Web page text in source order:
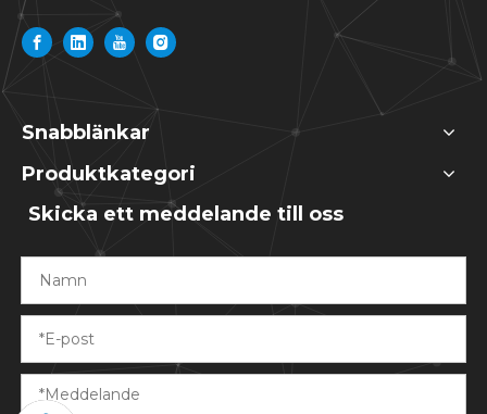
Snabblänkar
Produktkategori
Skicka ett meddelande till oss